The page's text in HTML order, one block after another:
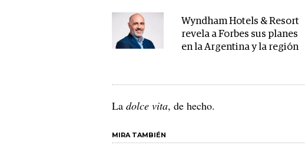
Wyndham Hotels & Resort
revela a Forbes sus planes
en la Argentina y la región
La dolce vita, de hecho.
MIRA TAMBIÉN